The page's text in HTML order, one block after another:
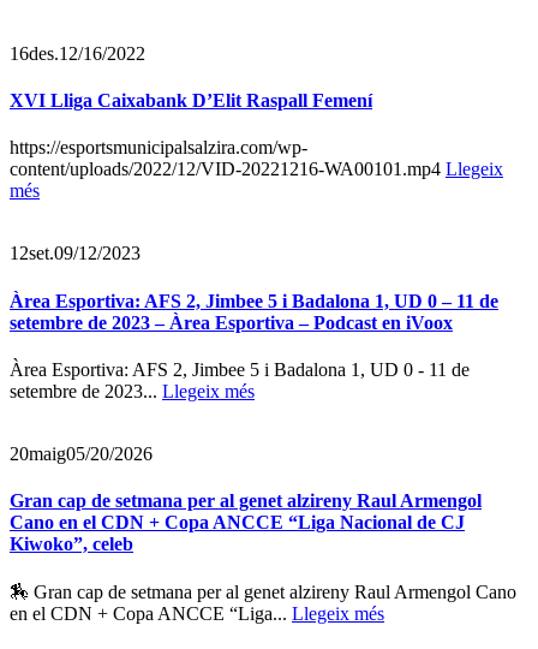
16des.12/16/2022
XVI Lliga Caixabank D’Elit Raspall Femení
https://esportsmunicipalsalzira.com/wp-
content/uploads/2022/12/VID-20221216-WA00101.mp4 Llegeix
més
12set.09/12/2023
Àrea Esportiva: AFS 2, Jimbee 5 i Badalona 1, UD 0 – 11 de
setembre de 2023 – Àrea Esportiva – Podcast en iVoox
Àrea Esportiva: AFS 2, Jimbee 5 i Badalona 1, UD 0 - 11 de
setembre de 2023... Llegeix més
20maig05/20/2026
Gran cap de setmana per al genet alzireny Raul Armengol
Cano en el CDN + Copa ANCCE “Liga Nacional de CJ
Kiwoko”, celeb
🏇 Gran cap de setmana per al genet alzireny Raul Armengol Cano
en el CDN + Copa ANCCE “Liga... Llegeix més